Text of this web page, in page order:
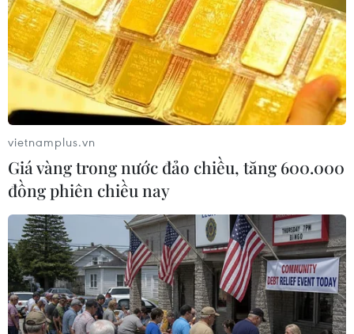
#Cảng hàng không
#thị trường hàng không
#dịch COVID-19
#hàng không Việt Nam
#an toàn bay
Theo dõi VietnamPlus
TIN LIÊN QUAN
vietnamplus.vn
Giá vàng trong nước đảo chiều, tăng 600.000
đồng phiên chiều nay